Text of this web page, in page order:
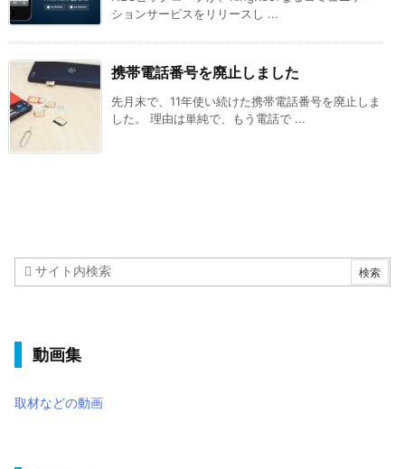
ションサービスをリリースし ...
携帯電話番号を廃止しました
先月末で、11年使い続けた携帯電話番号を廃止しま
した。 理由は単純で、もう電話で ...
動画集
取材などの動画